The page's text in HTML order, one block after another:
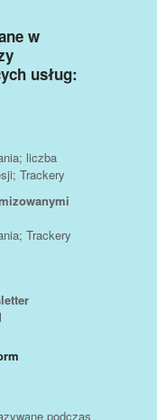
w
usług:
liczba
Trackery
Trackery
podczas